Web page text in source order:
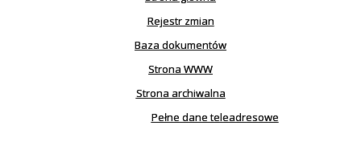
Rejestr zmian
Baza dokumentów
Strona WWW
Strona archiwalna
Pełne dane teleadresowe